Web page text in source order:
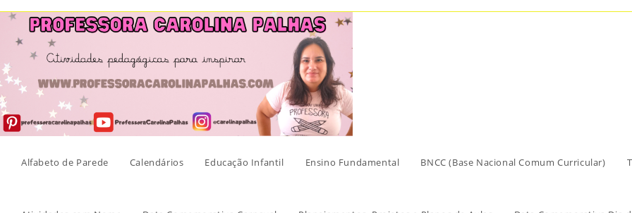
Skip
content
Alfabeto de Parede Calendários Educação Infantil Ensino Fundamental BNCC (Base Nacional Comum Curricular)